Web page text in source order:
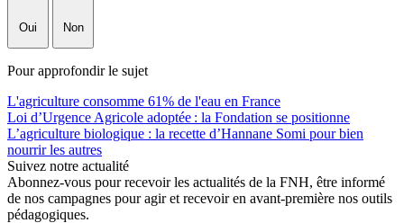
Oui Non
Pour approfondir le sujet
L'agriculture consomme 61% de l'eau en France
Loi d’Urgence Agricole adoptée : la Fondation se positionne
L’agriculture biologique : la recette d’Hannane Somi pour bien
nourrir les autres
Suivez notre actualité
Abonnez-vous pour recevoir les actualités de la FNH, être informé
de nos campagnes pour agir et recevoir en avant-première nos outils
pédagogiques.